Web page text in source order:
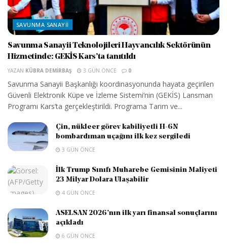
SAVUNMA SANAYII
Savunma Sanayii Teknolojileri Hayvancılık Sektörünün
Hizmetinde: GEKİS Kars’ta tanıtıldı
YAZAN KÜBRA DEMIRBAŞ 3 GÜN ÖNCE 0
Savunma Sanayii Başkanlığı koordinasyonunda hayata geçirilen
Güvenli Elektronik Küpe ve İzleme Sistemi’nin (GEKİS) Lansman
Programı Kars’ta gerçekleştirildi. Programa Tarım ve...
Çin, nükleer görev kabiliyetli H-6N
bombardıman uçağını ilk kez sergiledi
3 GÜN ÖNCE
İlk Trump Sınıfı Muharebe Gemisinin Maliyeti
23 Milyar Dolara Ulaşabilir
4 GÜN ÖNCE
ASELSAN 2026’nın ilk yarı finansal sonuçlarını
açıkladı
6 GÜN ÖNCE